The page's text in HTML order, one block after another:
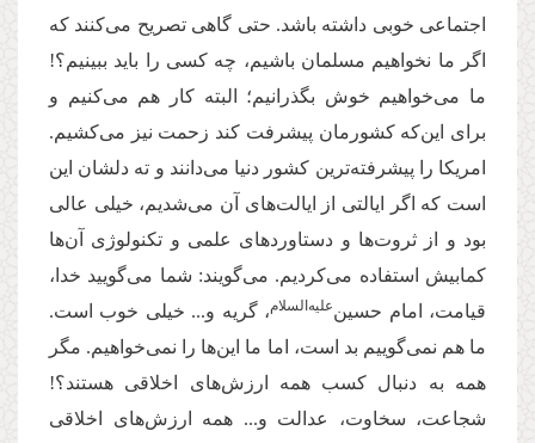
اجتماعی خوبی داشته باشد. حتی گاهی تصریح می‌کنند که
اگر ما نخواهیم مسلمان باشیم، چه کسی را باید ببینیم؟!
ما می‌خواهیم خوش بگذرانیم؛ ‌البته کار هم می‌کنیم و
برای این‌که کشورمان پیشرفت کند زحمت نیز می‌کشیم.
امریکا را پیشرفته‌ترین کشور دنیا می‌دانند و ته دلشان این
است که اگر ایالتی از ایالت‌های آن می‌شدیم، خیلی عالی
بود و از ثروت‌ها و دستاوردهای علمی و تکنولوژی آن‌ها
کمابیش استفاده می‌کردیم. می‌گویند: شما می‌گویید خدا،
قیامت، امام حسین‌علیه‌السلام، گریه و... خیلی خوب است.
ما هم نمی‌گوییم بد است، اما ما این‌ها را نمی‌خواهیم. مگر
همه به دنبال کسب همه ارزش‌های اخلاقی هستند؟!
شجاعت، سخاوت، عدالت و... همه ارزش‌های اخلاقی